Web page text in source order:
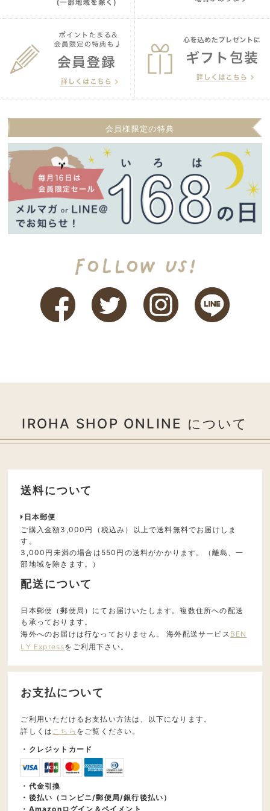
会員様限定の特典
IROHA SHOP ONLINE について
送料について
日本郵便
ご購入金額3,000円（税込み）以上で送料無料でお届けしま
す。
3,000円未満の場合は550円の送料がかかります。（離島、一
部地域を除きます。）
配送について
日本郵便（郵便局）にてお届けいたします。複数住所への配送
も承っております。
海外へのお届けは行なっておりません。 海外配送サービス BEN
LY Expressをご利用下さい。
お支払について
ご利用いただけるお支払い方法は、以下になります。
詳しくは こちら をご覧ください。
・クレジットカード
・代金引換
・後払い（コンビニ/郵便局/銀行後払い）
・Amazonログイン＆ペイメント